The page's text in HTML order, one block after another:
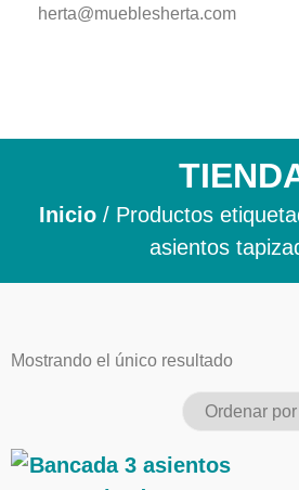
herta@mueblesherta.com
Inicio / Productos
asientos
Mostrando el único resultado